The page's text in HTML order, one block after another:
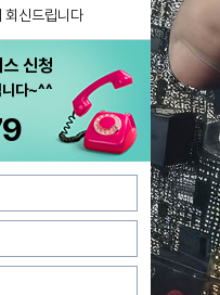
회신드립니다
신청
니다~^^